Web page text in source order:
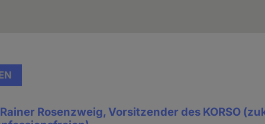
Rosenzweig, Vorsitzender des KORSO